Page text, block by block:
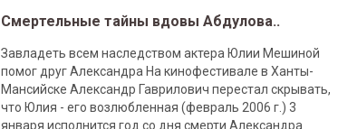
Смертельные тайны вдовы Абдулова..
Завладеть всем наследством актера Юлии Мешиной
помог друг Александра На кинофестивале в Ханты-
Мансийске Александр Гаврилович перестал скрывать,
что Юлия - его возлюбленная (февраль 2006 г.) 3
января исполнится год со дня смерти Александра